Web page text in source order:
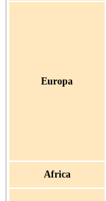
Europa
Africa